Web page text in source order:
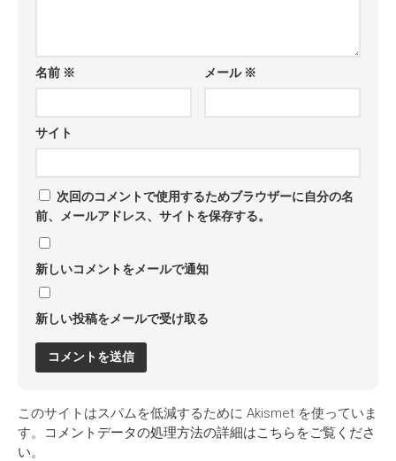
名前 ※ メール ※
サイト
次回のコメントで使用するためブラウザーに自分の名
前、メールアドレス、サイトを保存する。
新しいコメントをメールで通知
新しい投稿をメールで受け取る
このサイトはスパムを低減するために Akismet を使っていま
す。
コメントデータの処理方法の詳細はこちらをご覧くださ
い。